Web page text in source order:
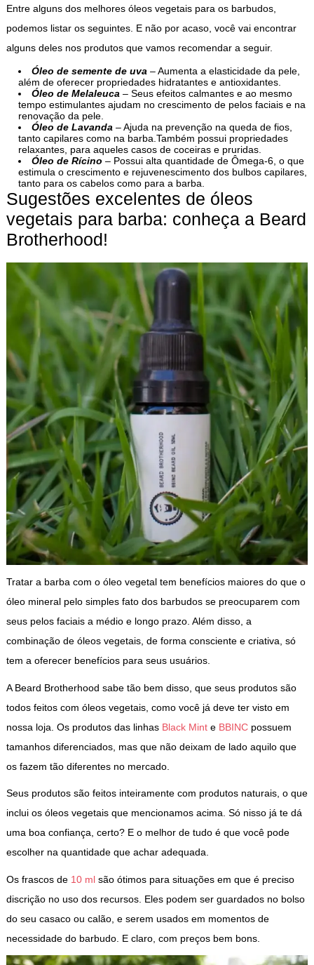
Entre alguns dos melhores óleos vegetais para os barbudos,
podemos listar os seguintes. E não por acaso, você vai encontrar
alguns deles nos produtos que vamos recomendar a seguir.
Óleo de semente de uva – Aumenta a elasticidade da pele,
além de oferecer propriedades hidratantes e antioxidantes.
Óleo de Melaleuca – Seus efeitos calmantes e ao mesmo
tempo estimulantes ajudam no crescimento de pelos faciais e na
renovação da pele.
Óleo de Lavanda – Ajuda na prevenção na queda de fios,
tanto capilares como na barba.Também possui propriedades
relaxantes, para aqueles casos de coceiras e pruridas.
Óleo de Rícino – Possui alta quantidade de Ômega-6, o que
estimula o crescimento e rejuvenescimento dos bulbos capilares,
tanto para os cabelos como para a barba.
Sugestões excelentes de óleos
vegetais para barba: conheça a Beard
Brotherhood!
Tratar a barba com o óleo vegetal tem benefícios maiores do que o
óleo mineral pelo simples fato dos barbudos se preocuparem com
seus pelos faciais a médio e longo prazo. Além disso, a
combinação de óleos vegetais, de forma consciente e criativa, só
tem a oferecer benefícios para seus usuários.
A Beard Brotherhood sabe tão bem disso, que seus produtos são
todos feitos com óleos vegetais, como você já deve ter visto em
nossa loja. Os produtos das linhas Black Minte BBINCpossuem
tamanhos diferenciados, mas que não deixam de lado aquilo que
os fazem tão diferentes no mercado.
Seus produtos são feitos inteiramente com produtos naturais, o que
inclui os óleos vegetais que mencionamos acima. Só nisso já te dá
uma boa confiança, certo? E o melhor de tudo é que você pode
escolher na quantidade que achar adequada.
Os frascos de 10 mlsão ótimos para situações em que é preciso
discrição no uso dos recursos. Eles podem ser guardados no bolso
do seu casaco ou calão, e serem usados em momentos de
necessidade do barbudo. E claro, com preços bem bons.